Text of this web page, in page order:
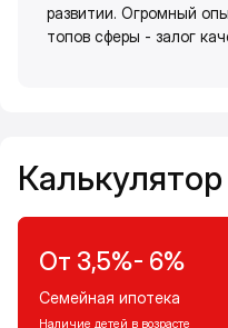
развитии. Огромный
топов сферы - залог
От 3,5%- 6%
Семейная ипотека
Наличие детей в возрасте